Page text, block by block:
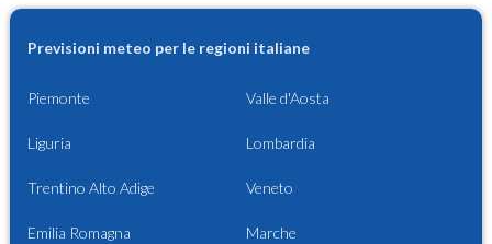
Previsioni meteo per le regioni italiane
Piemonte Valle d'Aosta
Liguria Lombardia
Trentino Alto Adige Veneto
Emilia Romagna Marche